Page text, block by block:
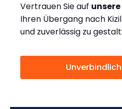
Vertrauen Sie auf
Ihren Übergang nach
und zuverlässig zu